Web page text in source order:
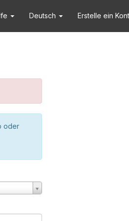
Deutsch Erstelle ein
oder